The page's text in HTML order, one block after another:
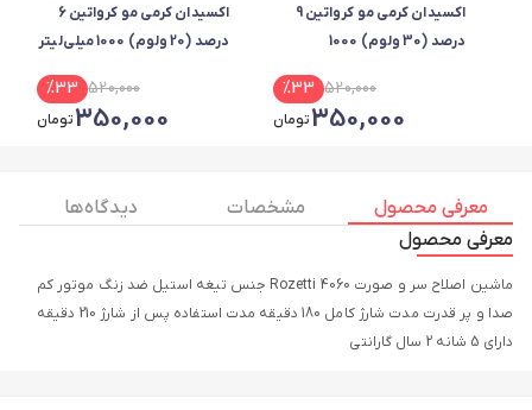
اکسیدان کرمی مو کرواتین 9
درصد (30 ولوم) 1000
520,000
%33
350,000تومان
اکسیدان کرمی مو کرواتین 6
درصد (20 ولوم) 1000 میلی‌لیتر
520,000
%33
350,000تومان
معرفی محصول مشخصات
دیدگاه ها
معرفی محصول
ماشین اصلاح سر و صورت Rozetti 4060 جنس تیغه استیل ضد زنگ موتور کم
صدا و پر قدرت مدت شارژ کامل 180 دقیقه مدت استفاده پس از شارژ 210 دقیقه
دارای 5 شانه 2 سال گارانتی